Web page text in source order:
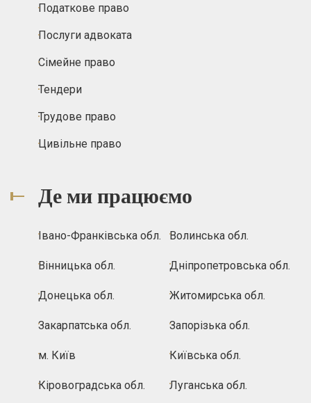
Податкове право
Послуги адвоката
Сімейне право
Тендери
Трудове право
Цивільне право
Де ми працюємо
Івано-Франківська обл. Волинська обл.
Вінницька обл. Дніпропетровська обл.
Донецька обл. Житомирська обл.
Закарпатська обл. Запорізька обл.
м. Київ Київська обл.
Кіровоградська обл. Луганська обл.